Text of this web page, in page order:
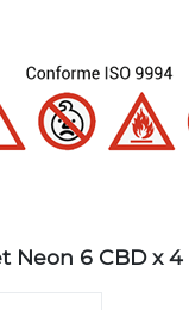
Neon 6 CBD x 4